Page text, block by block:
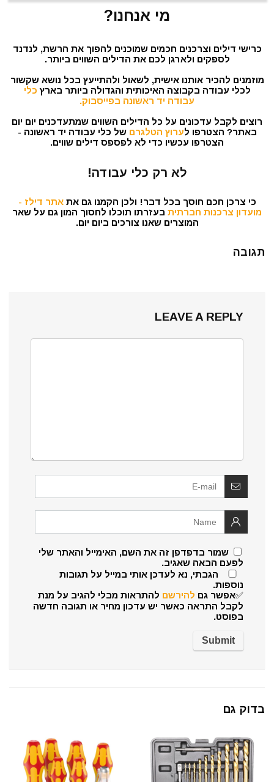
מי אנחנו?
כרישי דילים וצרכנים חכמים שמוכנים להפוך את הרשת, לנדנד
לספקים ולארגן לכם את הדילים השווים ביותר.
מוזמנים להכיר אותנו אישית, לשאול ולהתייעץ בכל נושא שקשור
לכלי עבודה בקבוצה האיכותית והגדולה ביותר בארץ כלי
עבודה יד ראשונה בפייסבוק.
רוצים לקבל עדכונים על כל הדילים השווים שמתעדכנים יום יום
באתר? הצטרפו לערוץ הטלגרם של כלי עבודה יד ראשונה -
הצטרפו עכשיו כדי לא לפספס דילים שווים.
לא רק כלי עבודה!
כי צרכן חכם חוסך בכל דבר! ולכן הקמנו גם אתאתר דילז -
מועדון צרכנות חברתית בעזרתו תוכלו לחסוך המון גם על שאר
המוצרים שאנו צורכים ביום יום.
תגובה
LEAVE A REPLY
שמור בדפדפן זה את השם, האימייל והאתר שלי
לפעם הבאה שאגיב.
הגבתי, נא לעדכן אותי במייל על תגובות
נוספות.
✅אפשר גם להירשם להתראות מבלי להגיב על מנת
לקבל התראה כאשר יש עדכון מחיר או תגובה חדשה
בפוסט.
בדוק גם